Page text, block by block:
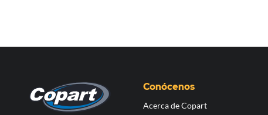
Conócenos
Acerca de Copart